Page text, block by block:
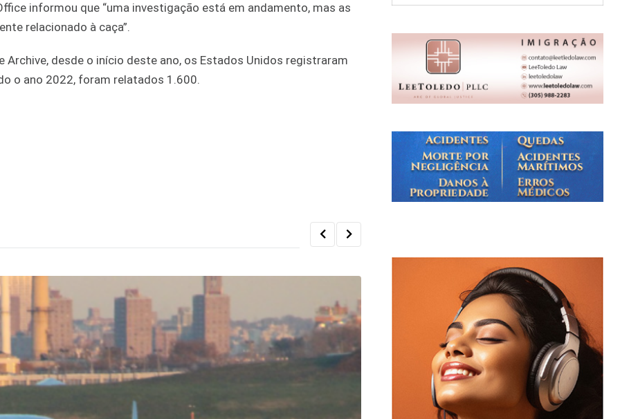
informou que “uma investigação está em andamento, mas as
relacionado à caça”.
Archive, desde o início deste ano, os Estados Unidos registraram
o ano 2022, foram relatados 1.600.